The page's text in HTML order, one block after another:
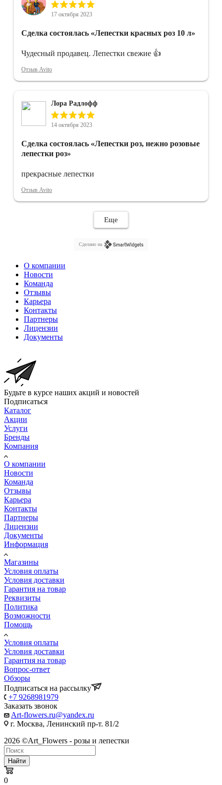
17 октября 2023
Сделка состоялась «Лепестки красных роз 10 л»
Чудесный продавец. Лепестки свежие 👍
Отзыв Avito
Лора Радлофф
14 октября 2023
Сделка состоялась «Лепестки роз, нежно розовые
лепестки роз»
прекрасные лепестки
Отзыв Avito
Еще
Сделано на
О компании
Новости
Команда
Отзывы
Карьера
Контакты
Партнеры
Лицензии
Документы
Будьте в курсе наших акций и новостей
Подписаться
Каталог
Акции
Услуги
Бренды
Компания
О компании
Новости
Команда
Отзывы
Карьера
Контакты
Партнеры
Лицензии
Документы
Информация
Магазины
Условия оплаты
Условия доставки
Гарантия на товар
Реквизиты
Политика
Возможности
Помощь
Условия оплаты
Условия доставки
Гарантия на товар
Вопрос-ответ
Обзоры
Подписаться на рассылку
+7 9268981979
Заказать звонок
Art-flowers.ru@yandex.ru
г. Москва, Ленинский пр-т. 81/2
2026 ©Art_Flowers - розы и лепестки
Найти
0